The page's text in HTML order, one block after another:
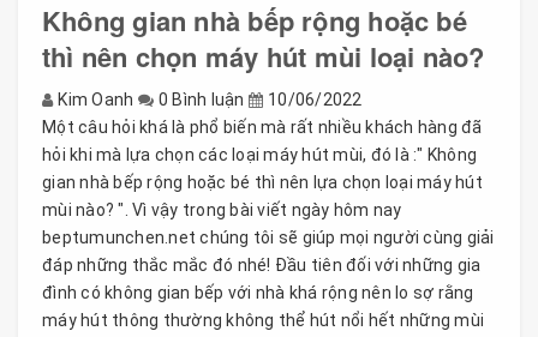
Không gian nhà bếp rộng hoặc bé
thì nên chọn máy hút mùi loại nào?
Kim Oanh 0 Bình luận
10/06/2022
Một câu hỏi khá là phổ biến mà rất nhiều khách hàng đã
hỏi khi mà lựa chọn các loại máy hút mùi, đó là :" Không
gian nhà bếp rộng hoặc bé thì nên lựa chọn loại máy hút
mùi nào? ". Vì vậy trong bài viết ngày hôm nay
beptumunchen.net chúng tôi sẽ giúp mọi người cùng giải
đáp những thắc mắc đó nhé! Đầu tiên đối với những gia
đình có không gian bếp với nhà khá rộng nên lo sợ rằng
máy hút thông thường không thể hút nổi hết những mùi